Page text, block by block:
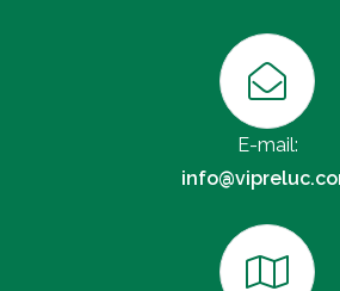
E-mail: